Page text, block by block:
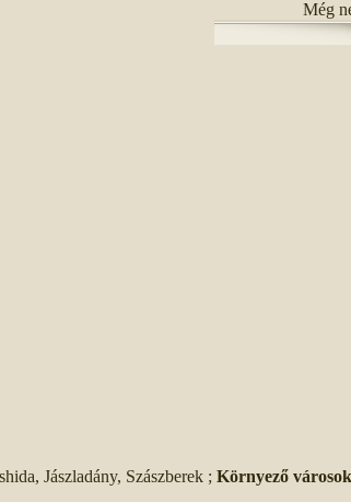
Még
Jászladány, Szászberek ; Környező